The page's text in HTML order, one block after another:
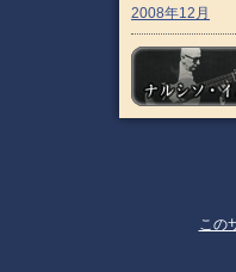
2008年12月
この